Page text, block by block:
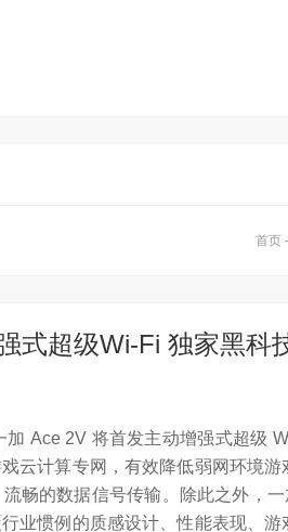
首页 -
式超级Wi-Fi 独家黑科
Ace 2V 将首发主动增强式超级
云计算专网，有效降低弱网环境
畅的数据信号传输。除此之外，
业惯例的质感设计、性能表现、